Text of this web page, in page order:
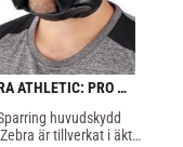
ATHLETIC: PRO
HUVUDSKYDD
huvudskydd
är tillverkat i äkta